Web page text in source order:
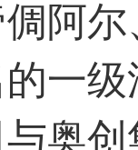
阿
一
奥